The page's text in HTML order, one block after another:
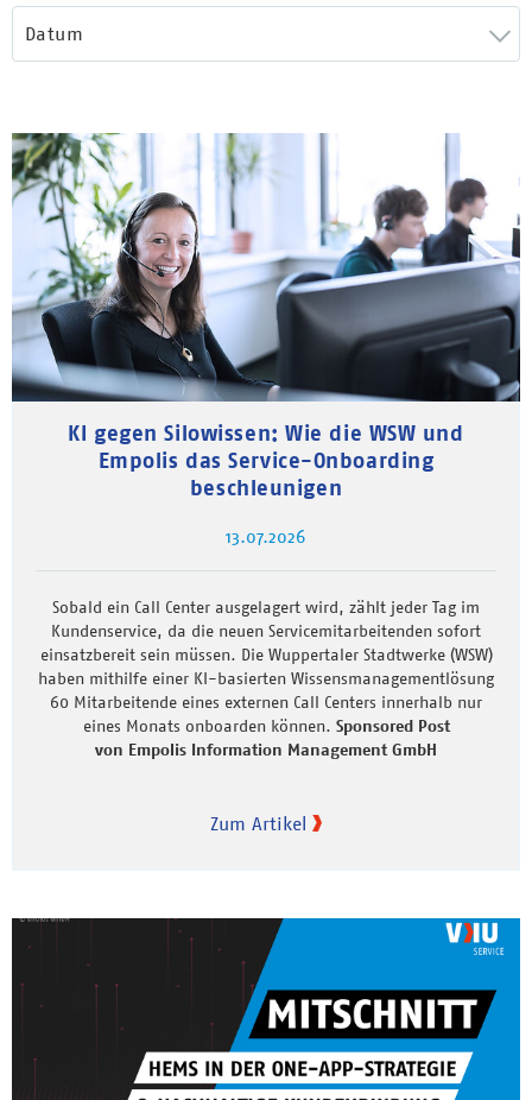
Datum
KI gegen Silowissen: Wie die WSW und
Empolis das Service-Onboarding
beschleunigen
13.07.2026
Sobald ein Call Center ausgelagert wird, zählt jeder Tag im
Kundenservice, da die neuen Servicemitarbeitenden sofort
einsatzbereit sein müssen. Die Wuppertaler Stadtwerke (WSW)
haben mithilfe einer KI-basierten Wissensmanagementlösung
60 Mitarbeitende eines externen Call Centers innerhalb nur
eines Monats onboarden können. Sponsored Post
von Empolis Information Management GmbH
Zum Artikel